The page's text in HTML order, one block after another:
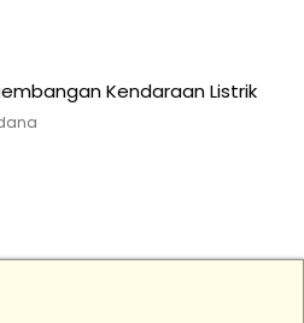
Kendaraan Listrik